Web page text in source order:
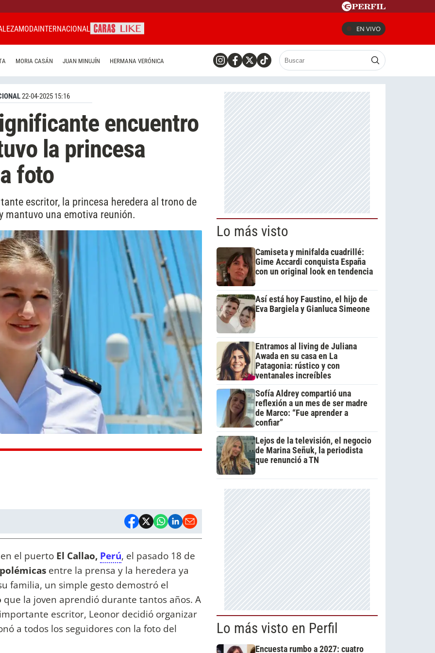
MODAINTERNACIONAL EN VIVO
MORIA CASÁN JUAN MINUJÍN HERMANA VERÓNICA
22-04-2025 15:16
encuentro
la princesa
foto
escritor, la princesa heredera al trono de
mantuvo una emotiva reunión.
el puerto El Callao, Perú, el pasado 18 de
polémicas entre la prensa y la heredera ya
familia, un simple gesto demostró el
que la joven aprendió durante tantos años. A
escritor, Leonor decidió organizar
a todos los seguidores con la foto del
Lo más visto
Camiseta y minifalda cuadrillé:
Gime Accardi conquista España
con un original look en tendencia
Así está hoy Faustino, el hijo de
Eva Bargiela y Gianluca Simeone
Entramos al living de Juliana
Awada en su casa en La
Patagonia: rústico y con
ventanales increíbles
Sofía Aldrey compartió una
reflexión a un mes de ser madre
de Marco: “Fue aprender a
confiar”
Lejos de la televisión, el negocio
de Marina Señuk, la periodista
que renunció a TN
Lo más visto en Perfil
Encuesta rumbo a 2027: cuatro